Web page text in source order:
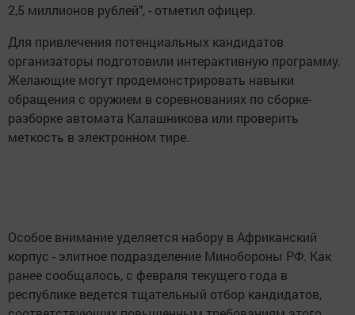
2,5 миллионов рублей", - отметил офицер.
Для привлечения потенциальных кандидатов
организаторы подготовили интерактивную программу.
Желающие могут продемонстрировать навыки
обращения с оружием в соревнованиях по сборке-
разборке автомата Калашникова или проверить
меткость в электронном тире.
Особое внимание уделяется набору в Африканский
корпус - элитное подразделение Минобороны РФ. Как
ранее сообщалось, с февраля текущего года в
республике ведется тщательный отбор кандидатов,